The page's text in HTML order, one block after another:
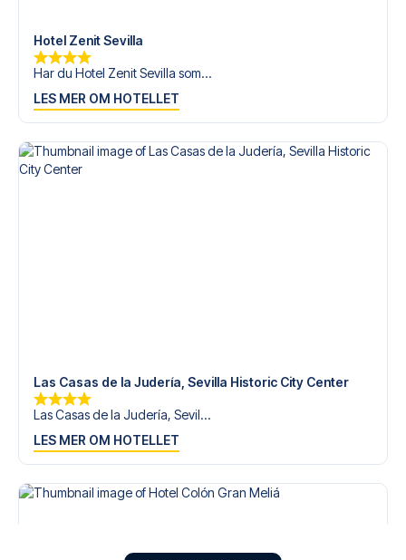
Er du klar for å oppleve Sevilla på Estadio Ramón
oss hjelpe deg med å realisere din fotballreisedrøm!
Hotel Zenit Sevilla
Har du Hotel Zenit Sevilla som...
LES MER OM HOTELLET
Las Casas de la Judería, Sevilla Historic City Center
Las Casas de la Judería, Sevil...
LES MER OM HOTELLET